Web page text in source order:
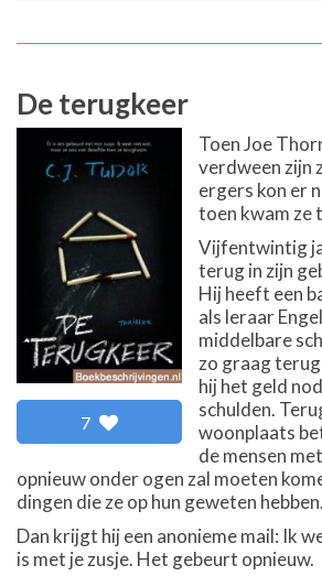
De terugkeer
7
Toen Joe
verdween zijn
ergers kon er
toen kwam ze
Vijfentwintig
terug in zijn
Hij heeft een
als leraar
middelbare
zo graag
hij het geld
schulden.
woonplaats
de mensen
opnieuw onder ogen zal moeten
dingen die ze op hun geweten hebben.
Dan krijgt hij een anonieme mail: Ik
is met je zusje. Het gebeurt opnieuw.